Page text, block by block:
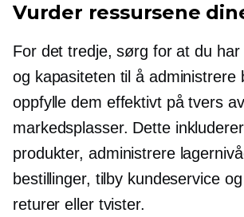
Vurder ressursene
For det tredje, sørg for at du har
og kapasiteten til å administrere
oppfylle dem effektivt på tvers
markedsplasser. Dette
produkter, administrere
bestillinger, tilby kundeservice
returer eller tvister.